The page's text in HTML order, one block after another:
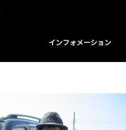
インフォメーション